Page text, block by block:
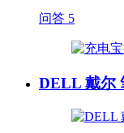
问答 5
DELL 戴尔